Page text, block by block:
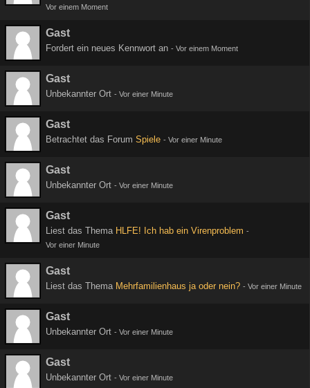
Vor einem Moment
Gast
Fordert ein neues Kennwort an - Vor einem Moment
Gast
Unbekannter Ort - Vor einer Minute
Gast
Betrachtet das Forum Spiele - Vor einer Minute
Gast
Unbekannter Ort - Vor einer Minute
Gast
Liest das Thema HLFE! Ich hab ein Virenproblem -
Vor einer Minute
Gast
Liest das Thema Mehrfamilienhaus ja oder nein? - Vor einer Minute
Gast
Unbekannter Ort - Vor einer Minute
Gast
Unbekannter Ort - Vor einer Minute